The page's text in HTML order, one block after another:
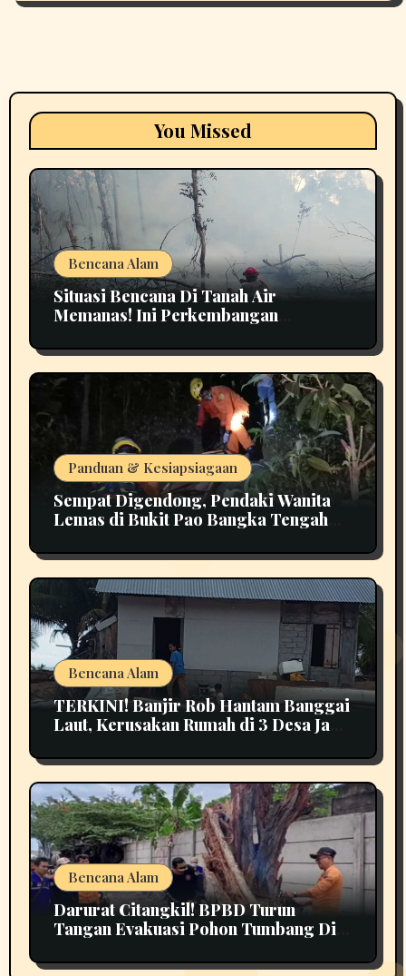
You Missed
Bencana Alam
Situasi Bencana Di Tanah Air
Memanas! Ini Perkembangan
Panduan & Kesiapsiagaan
Sempat Digendong, Pendaki Wanita
Lemas di Bukit Pao Bangka Tengah
Bencana Alam
TERKINI! Banjir Rob Hantam Banggai
Laut, Kerusakan Rumah di 3 Desa Jadi
Bencana Alam
Darurat Citangkil! BPBD Turun
Tangan Evakuasi Pohon Tumbang Di